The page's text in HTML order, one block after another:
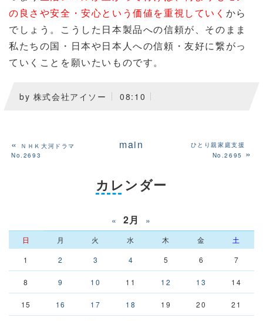
の良さや安全・安心という価値を重視していく から
でしょう。こうした日本製品への信頼が、そのまま
私たちの国・日本や日本人への信頼・友好に繋がっ
ていくことを願いたいものです。
by 株式会社アイソー 08:10
«
ＮＨＫ大河ドラマ
No.2693
main
ひとり親家庭支援
No.2695
»
カレンダー
« 2月 »
日 月 火 水 木 金
土
1
2 3 4 5 6 7
8 9 10 11 12 13 14
15 16 17 18 19 20 21